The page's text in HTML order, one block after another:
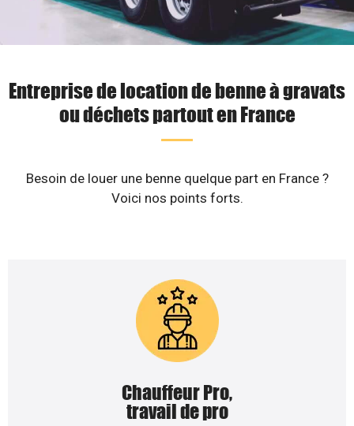
Entreprise de location de benne à gravats
ou déchets partout en France
Besoin de louer une benne quelque part en France ?
Voici nos points forts.
Chauffeur Pro,
travail de pro